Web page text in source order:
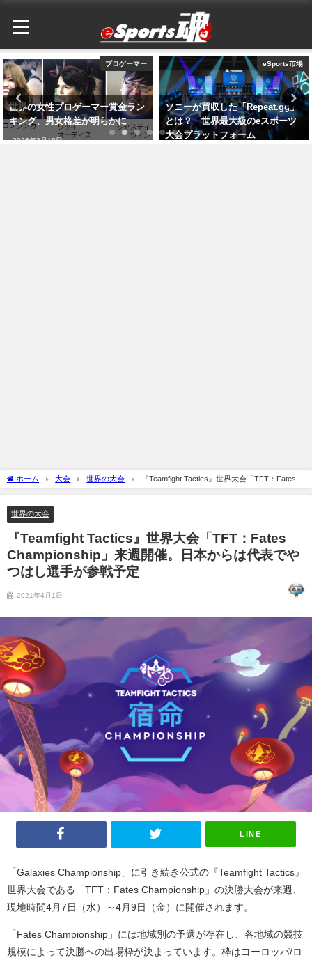
eSports市場
ソニーが買収した「Repeat.gg」
とは？ 世界最大級のeスポーツ
大会プラットフォーム
eSports市場
2024年の賞金総額トップ35億円超
のeスポーツゲームは？ ランキ
ング発表
ホーム 大会 世界の大会
『Teamfight Tactics』世界大会「TFT：Fates
世界の大会
『Teamfight Tactics』世界大会「TFT：Fates
Championship」来週開催。日本からは代表でや
つはし選手が参戦予定
2021年4月1日
LINE
「 Galaxies Championship 」に引き続き公式の『Teamfight Tactics 』
世界大会である「 TFT ： Fates Championship 」の決勝大会が来週、
現地時間4 月 7 日（水）～ 4 月 9 日（金）に開催されます。
「 Fates Championship 」には地域別の予選が存在し、各地域の競技
規模によって決勝への出場枠が決まっています。枠はヨーロッパ/ロ